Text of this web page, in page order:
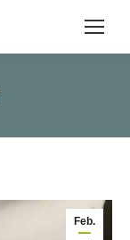
Feb.